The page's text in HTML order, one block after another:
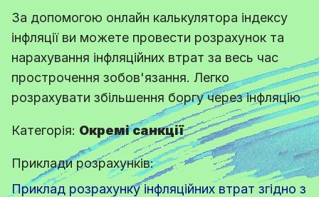
За допомогою онлайн калькулятора індексу
інфляції ви можете провести розрахунок та
нарахування інфляційних втрат за весь час
прострочення зобов'язання. Легко
розрахувати збільшення боргу через інфляцію
Категорія: Окремі санкції
Приклади розрахунків:
Приклад розрахунку інфляційних втрат згідно з